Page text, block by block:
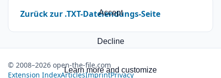
Zurück zur .TXT-Dateiendungs-Seite
Accept
Decline
Learn more and customize
© 2008–2026 open-the-file.com
Extension IndexArticlesImprintPrivacy